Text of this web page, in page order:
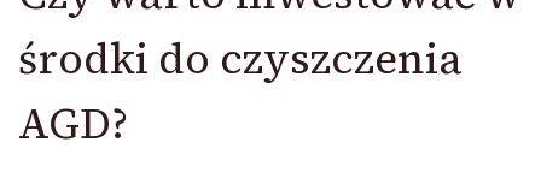
środki do czyszczenia
AGD?